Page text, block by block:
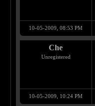
10-05-2009, 08:53 PM
Che
Unregistered
10-05-2009, 10:24 PM